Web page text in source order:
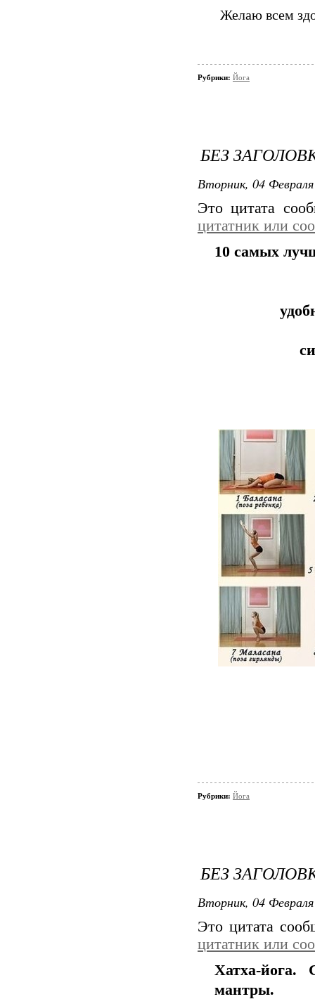
Желаю всем
Рубрики: Йога
БЕЗ
Вторник, 04
Это цитата
цитатник или
10 самых
Рубрики: Йога
БЕЗ
Вторник, 04
Это цитата
цитатник или
Хатха-йога.
мантры.